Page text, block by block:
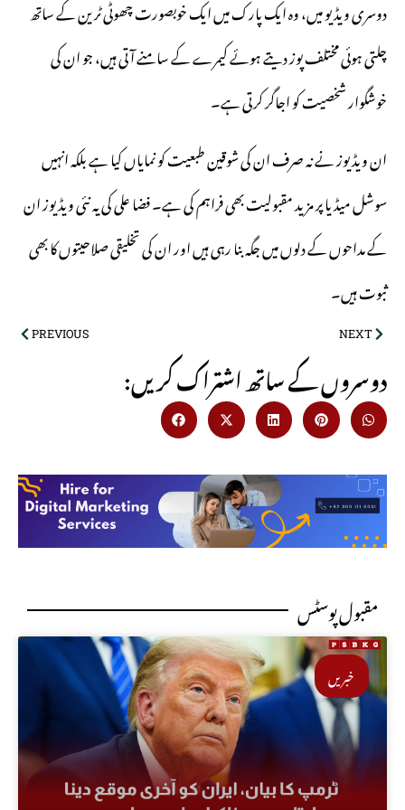
دوسری ویڈیو میں، وہ ایک پارک میں ایک خوبصورت چھوٹی ٹرین کے ساتھ
چلتی ہوئی مختلف پوز دیتے ہوئے کیمرے کے سامنے آتی ہیں، جو ان کی
خوشگوار شخصیت کو اجاگر کرتی ہے۔
ان ویڈیوز نے نہ صرف ان کی شوقین طبعیت کو نمایاں کیا ہے بلکہ انہیں
سوشل میڈیا پر مزید مقبولیت بھی فراہم کی ہے۔ فضا علی کی یہ نئی ویڈیوز ان
کے مداحوں کے دلوں میں جگہ بنا رہی ہیں اور ان کی تخلیقی صلاحیتوں کا بھی
ثبوت ہیں۔
PREVIOUS NEXT
:دوسروں کے ساتھ اشتراک کریں
مقبول پوسٹس
خبریں